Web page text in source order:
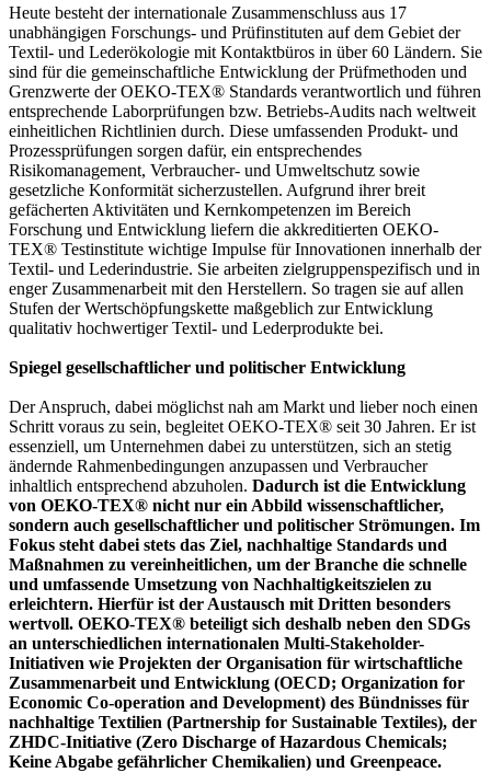
Heute besteht der internationale Zusammenschluss aus 17
unabhängigen Forschungs- und Prüfinstituten auf dem Gebiet der
Textil- und Lederökologie mit Kontaktbüros in über 60 Ländern. Sie
sind für die gemeinschaftliche Entwicklung der Prüfmethoden und
Grenzwerte der OEKO-TEX® Standards verantwortlich und führen
entsprechende Laborprüfungen bzw. Betriebs-Audits nach weltweit
einheitlichen Richtlinien durch. Diese umfassenden Produkt- und
Prozessprüfungen sorgen dafür, ein entsprechendes
Risikomanagement, Verbraucher- und Umweltschutz sowie
gesetzliche Konformität sicherzustellen. Aufgrund ihrer breit
gefächerten Aktivitäten und Kernkompetenzen im Bereich
Forschung und Entwicklung liefern die akkreditierten OEKO-
TEX® Testinstitute wichtige Impulse für Innovationen innerhalb der
Textil- und Lederindustrie. Sie arbeiten zielgruppenspezifisch und in
enger Zusammenarbeit mit den Herstellern. So tragen sie auf allen
Stufen der Wertschöpfungskette maßgeblich zur Entwicklung
qualitativ hochwertiger Textil- und Lederprodukte bei.
Spiegel gesellschaftlicher und politischer Entwicklung
Der Anspruch, dabei möglichst nah am Markt und lieber noch einen
Schritt voraus zu sein, begleitet OEKO-TEX® seit 30 Jahren. Er ist
essenziell, um Unternehmen dabei zu unterstützen, sich an stetig
ändernde Rahmenbedingungen anzupassen und Verbraucher
inhaltlich entsprechend abzuholen. Dadurch ist die Entwicklung
von OEKO-TEX® nicht nur ein Abbild wissenschaftlicher,
sondern auch gesellschaftlicher und politischer Strömungen. Im
Fokus steht dabei stets das Ziel, nachhaltige Standards und
Maßnahmen zu vereinheitlichen, um der Branche die schnelle
und umfassende Umsetzung von Nachhaltigkeitszielen zu
erleichtern. Hierfür ist der Austausch mit Dritten besonders
wertvoll. OEKO-TEX® beteiligt sich deshalb neben den SDGs
an unterschiedlichen internationalen Multi-Stakeholder-
Initiativen wie Projekten der Organisation für wirtschaftliche
Zusammenarbeit und Entwicklung (OECD; Organization for
Economic Co-operation and Development) des Bündnisses für
nachhaltige Textilien (Partnership for Sustainable Textiles), der
ZHDC-Initiative (Zero Discharge of Hazardous Chemicals;
Keine Abgabe gefährlicher Chemikalien) und Greenpeace.